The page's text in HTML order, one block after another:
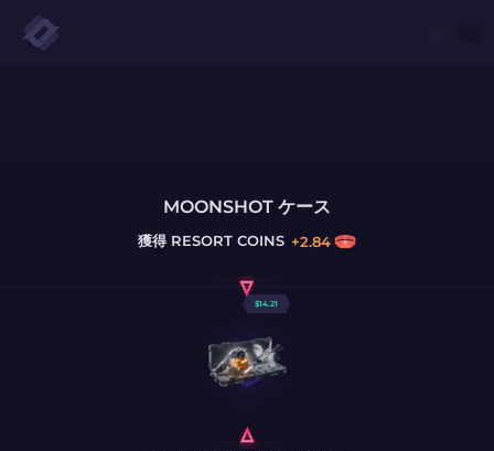
MOONSHOT ケース
獲得 RESORT COINS +2.84
$14.21